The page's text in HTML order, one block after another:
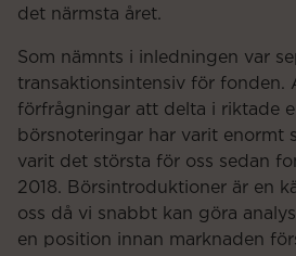
det närmsta året.
Som nämnts i inledningen var
transaktionsintensiv för fonden.
förfrågningar att delta i riktade
börsnoteringar har varit enormt
varit det största för oss sedan
2018. Börsintroduktioner är en
oss då vi snabbt kan göra
en position innan marknaden